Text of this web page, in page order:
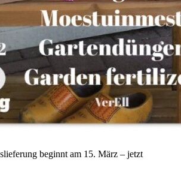
beginnt am 15. März – jetzt